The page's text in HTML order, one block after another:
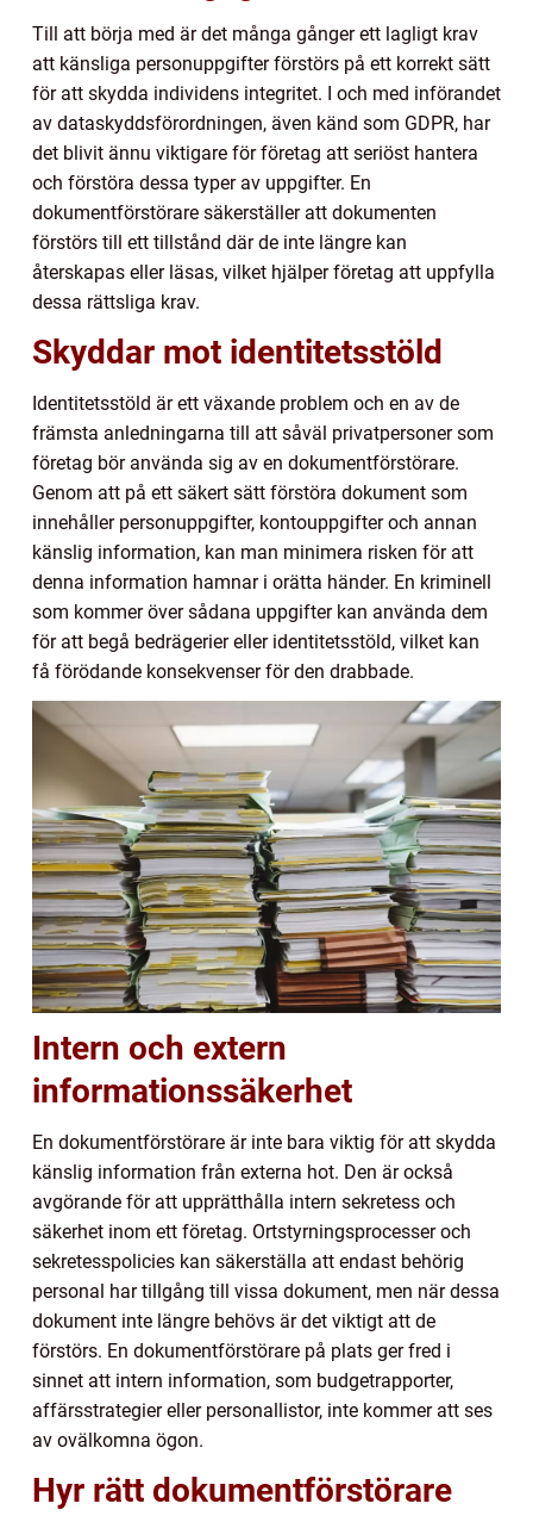
Till att börja med är det många gånger ett lagligt krav
att känsliga personuppgifter förstörs på ett korrekt sätt
för att skydda individens integritet. I och med införandet
av dataskyddsförordningen, även känd som GDPR, har
det blivit ännu viktigare för företag att seriöst hantera
och förstöra dessa typer av uppgifter. En
dokumentförstörare säkerställer att dokumenten
förstörs till ett tillstånd där de inte längre kan
återskapas eller läsas, vilket hjälper företag att uppfylla
dessa rättsliga krav.
Skyddar mot identitetsstöld
Identitetsstöld är ett växande problem och en av de
främsta anledningarna till att såväl privatpersoner som
företag bör använda sig av en dokumentförstörare.
Genom att på ett säkert sätt förstöra dokument som
innehåller personuppgifter, kontouppgifter och annan
känslig information, kan man minimera risken för att
denna information hamnar i orätta händer. En kriminell
som kommer över sådana uppgifter kan använda dem
för att begå bedrägerier eller identitetsstöld, vilket kan
få förödande konsekvenser för den drabbade.
Intern och extern
informationssäkerhet
En dokumentförstörare är inte bara viktig för att skydda
känslig information från externa hot. Den är också
avgörande för att upprätthålla intern sekretess och
säkerhet inom ett företag. Ortstyrningsprocesser och
sekretesspolicies kan säkerställa att endast behörig
personal har tillgång till vissa dokument, men när dessa
dokument inte längre behövs är det viktigt att de
förstörs. En dokumentförstörare på plats ger fred i
sinnet att intern information, som budgetrapporter,
affärsstrategier eller personallistor, inte kommer att ses
av ovälkomna ögon.
Hyr rätt dokumentförstörare